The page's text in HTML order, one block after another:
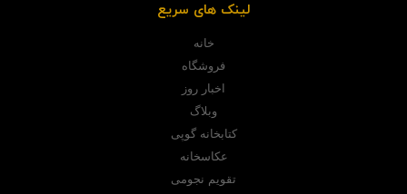
لینک های سریع
خانه
فروشگاه
اخبار روز
وبلاگ
کتابخانه گوپی
عکاسخانه
تقویم نجومی